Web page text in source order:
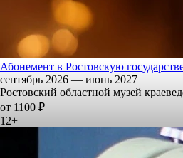
Абонемент в Ростовскую
сентябрь 2026 — июнь 2027
Ростовский областной музей
от 1100 ₽
12+